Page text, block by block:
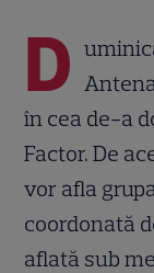
D
în cea de-a
Factor. De
vor afla
coordonată
aflată sub